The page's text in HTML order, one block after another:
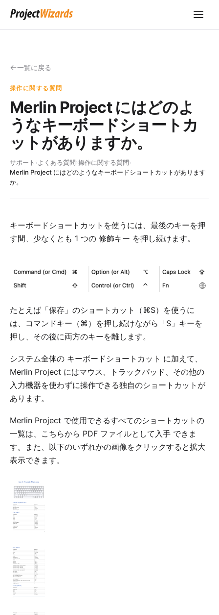
一覧に戻る
操作に関する質問
Merlin Project にはどのよ
うなキーボードショートカ
ットがありますか。
サポート › よくある質問›操作に関する質問›
Merlin Project にはどのようなキーボードショートカットがあります
か。
キーボードショートカットを使うには、最後のキーを押
す間、少なくとも 1 つの 修飾キー を押し続けます。
たとえば「保存」のショートカット（⌘S）を使うに
は、コマンドキー（⌘）を押し続けながら「S」キーを
押し、その後に両方のキーを離します。
システム全体の キーボードショートカット に加えて、
Merlin Project にはマウス、トラックパッド、その他の
入力機器を使わずに操作できる独自のショートカットが
あります。
Merlin Project で使用できるすべてのショートカットの
一覧は、こちらから PDF ファイルとして入手 できま
す。また、以下のいずれかの画像をクリックすると拡大
表示できます。